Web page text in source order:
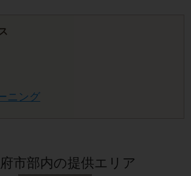
ニング
市部内の提供エリア